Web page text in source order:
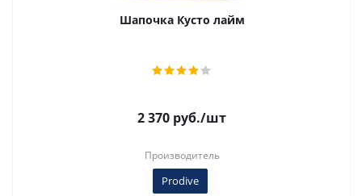
Шапочка Кусто лайм
2 370 руб./шт
Производитель
Prodive